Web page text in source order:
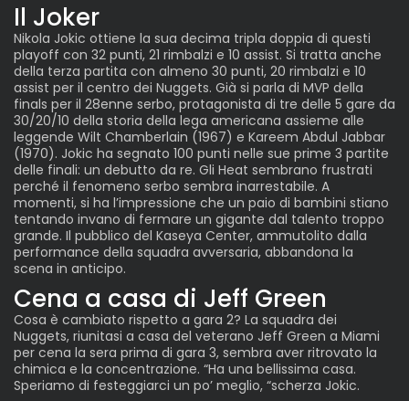
Il Joker
Nikola Jokic ottiene la sua decima tripla doppia di questi
playoff con 32 punti, 21 rimbalzi e 10 assist. Si tratta anche
della terza partita con almeno 30 punti, 20 rimbalzi e 10
assist per il centro dei Nuggets. Già si parla di MVP della
finals per il 28enne serbo, protagonista di tre delle 5 gare da
30/20/10 della storia della lega americana assieme alle
leggende Wilt Chamberlain (1967) e Kareem Abdul Jabbar
(1970). Jokic ha segnato 100 punti nelle sue prime 3 partite
delle finali: un debutto da re. Gli Heat sembrano frustrati
perché il fenomeno serbo sembra inarrestabile. A
momenti, si ha l’impressione che un paio di bambini stiano
tentando invano di fermare un gigante dal talento troppo
grande. Il pubblico del Kaseya Center, ammutolito dalla
performance della squadra avversaria, abbandona la
scena in anticipo.
Cena a casa di Jeff Green
Cosa è cambiato rispetto a gara 2? La squadra dei
Nuggets, riunitasi a casa del veterano Jeff Green a Miami
per cena la sera prima di gara 3, sembra aver ritrovato la
chimica e la concentrazione. “Ha una bellissima casa.
Speriamo di festeggiarci un po’ meglio, “scherza Jokic.